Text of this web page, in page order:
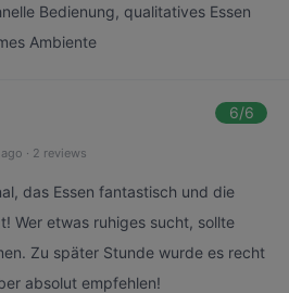
Bedienung, qualitatives Essen
Ambiente
6/6
· 2 reviews
das Essen fantastisch und die
Wer etwas ruhiges sucht, sollte
Zu später Stunde wurde es recht
absolut empfehlen!